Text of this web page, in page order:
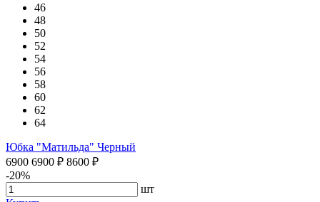
46
48
50
52
54
56
58
60
62
64
Юбка "Матильда" Черный
6900 6900 ₽ 8600 ₽
-20%
шт